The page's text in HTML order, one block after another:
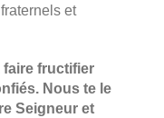
et
faire fructifier
Nous te le
Seigneur et